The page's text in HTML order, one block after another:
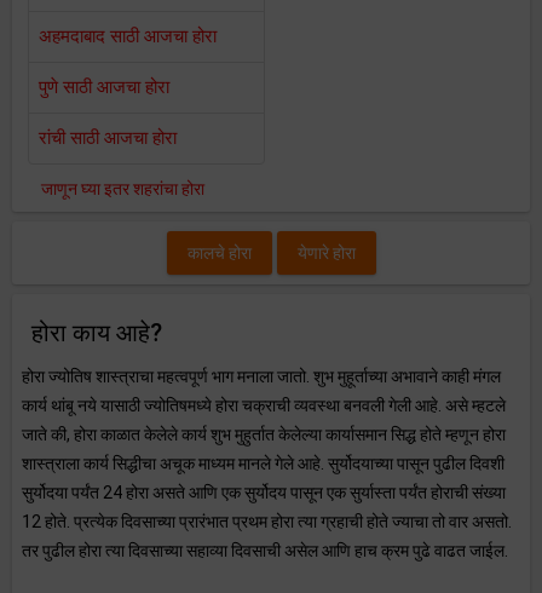
अहमदाबाद साठी आजचा होरा
पुणे साठी आजचा होरा
रांची साठी आजचा होरा
जाणून घ्या इतर शहरांचा होरा
कालचे होरा येणारे होरा
होरा काय आहे?
होरा ज्योतिष शास्त्राचा महत्वपूर्ण भाग मनाला जातो. शुभ मुहूर्ताच्या अभावाने काही मंगल
कार्य थांबू नये यासाठी ज्योतिषमध्ये होरा चक्राची व्यवस्था बनवली गेली आहे. असे म्हटले
जाते की, होरा काळात केलेले कार्य शुभ मुहुर्तात केलेल्या कार्यासमान सिद्ध होते म्हणून होरा
शास्त्राला कार्य सिद्धीचा अचूक माध्यम मानले गेले आहे. सुर्योदयाच्या पासून पुढील दिवशी
सुर्योदया पर्यंत 24 होरा असते आणि एक सुर्योदय पासून एक सुर्यास्ता पर्यंत होराची संख्या
12 होते. प्रत्येक दिवसाच्या प्रारंभात प्रथम होरा त्या ग्रहाची होते ज्याचा तो वार असतो.
तर पुढील होरा त्या दिवसाच्या सहाव्या दिवसाची असेल आणि हाच क्रम पुढे वाढत जाईल.